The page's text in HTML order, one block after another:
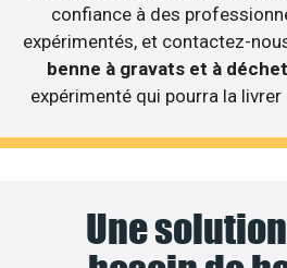
confiance à des
expérimentés, et contactez-
benne à gravats et à
expérimenté qui pourra la
Une